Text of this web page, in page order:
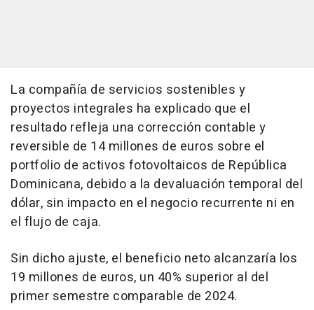
La compañía de servicios sostenibles y
proyectos integrales ha explicado que el
resultado refleja una corrección contable y
reversible de 14 millones de euros sobre el
portfolio de activos fotovoltaicos de República
Dominicana, debido a la devaluación temporal del
dólar, sin impacto en el negocio recurrente ni en
el flujo de caja.
Sin dicho ajuste, el beneficio neto alcanzaría los
19 millones de euros, un 40% superior al del
primer semestre comparable de 2024.